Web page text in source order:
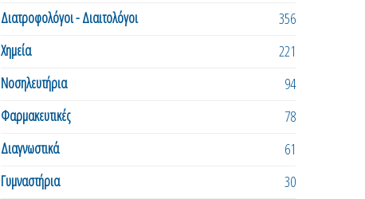
Διατροφολόγοι - Διαιτολόγοι
356
Χημεία
221
Νοσηλευτήρια
94
Φαρμακευτικές
78
Διαγνωστικά
61
Γυμναστήρια
30